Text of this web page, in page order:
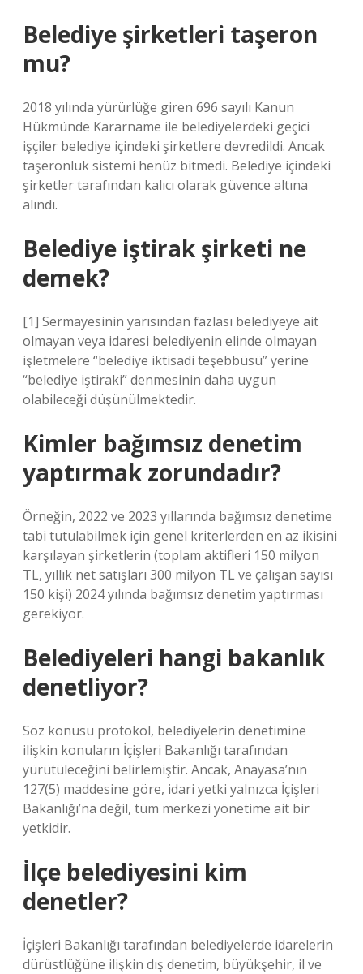
Belediye şirketleri taşeron
mu?
2018 yılında yürürlüğe giren 696 sayılı Kanun
Hükmünde Kararname ile belediyelerdeki geçici
işçiler belediye içindeki şirketlere devredildi. Ancak
taşeronluk sistemi henüz bitmedi. Belediye içindeki
şirketler tarafından kalıcı olarak güvence altına
alındı.
Belediye iştirak şirketi ne
demek?
[1] Sermayesinin yarısından fazlası belediyeye ait
olmayan veya idaresi belediyenin elinde olmayan
işletmelere “belediye iktisadi teşebbüsü” yerine
“belediye iştiraki” denmesinin daha uygun
olabileceği düşünülmektedir.
Kimler bağımsız denetim
yaptırmak zorundadır?
Örneğin, 2022 ve 2023 yıllarında bağımsız denetime
tabi tutulabilmek için genel kriterlerden en az ikisini
karşılayan şirketlerin (toplam aktifleri 150 milyon
TL, yıllık net satışları 300 milyon TL ve çalışan sayısı
150 kişi) 2024 yılında bağımsız denetim yaptırması
gerekiyor.
Belediyeleri hangi bakanlık
denetliyor?
Söz konusu protokol, belediyelerin denetimine
ilişkin konuların İçişleri Bakanlığı tarafından
yürütüleceğini belirlemiştir. Ancak, Anayasa’nın
127(5) maddesine göre, idari yetki yalnızca İçişleri
Bakanlığı’na değil, tüm merkezi yönetime ait bir
yetkidir.
İlçe belediyesini kim
denetler?
İçişleri Bakanlığı tarafından belediyelerde idarelerin
dürüstlüğüne ilişkin dış denetim, büyükşehir, il ve